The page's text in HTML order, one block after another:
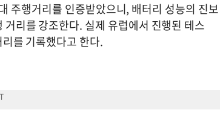
주행거리를 인증받았으니, 배터리 성능의 진보
리를 강조한다. 실제 유럽에서 진행된 테스
를 기록했다고 한다.